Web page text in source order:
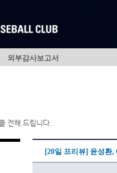
외부감사보고서
전해 드립니다.
[20일 프리뷰] 윤성환